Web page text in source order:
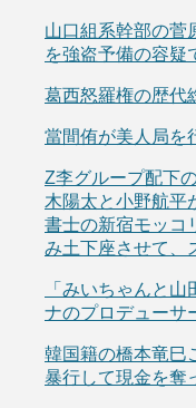
山口組系幹部の菅
を強盗予備の容疑
葛西怒羅権の歴代
當間侑が美人局を
Z李グループ配下
木陽太と小野航平
書士の新宿モッコ
み土下座させて、
「みいちゃんと
ナのプロデューサ
韓国籍の橋本竜巳
暴行して現金を奪